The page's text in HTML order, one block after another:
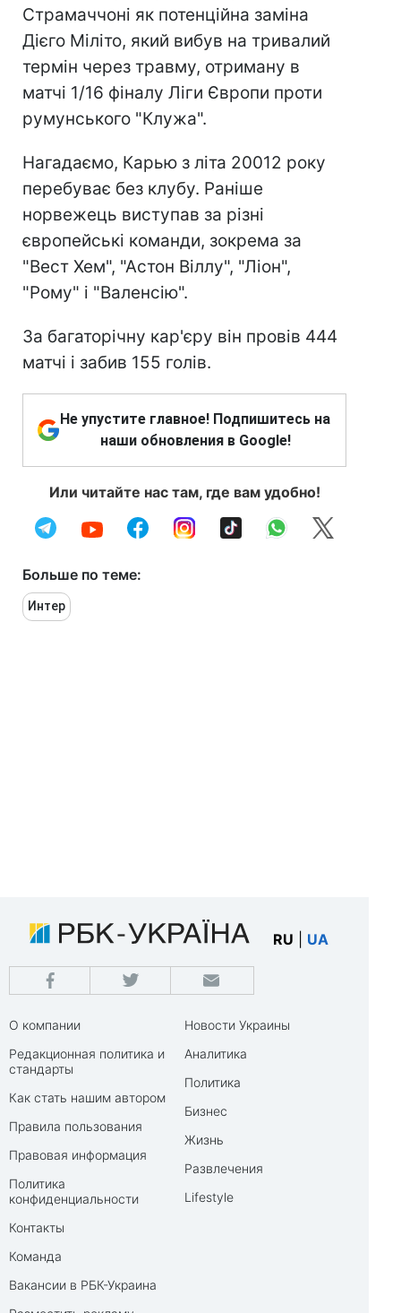
Страмаччоні як потенційна заміна
Дієго Міліто, який вибув на тривалий
термін через травму, отриману в
матчі 1/16 фіналу Ліги Європи проти
румунського "Клужа".
Нагадаємо, Карью з літа 20012 року
перебуває без клубу. Раніше
норвежець виступав за різні
європейські команди, зокрема за
"Вест Хем", "Астон Віллу", "Ліон",
"Рому" і "Валенсію".
За багаторічну кар'єру він провів 444
матчі і забив 155 голів.
Не упустите главное! Подпишитесь на
наши обновления в Google!
Или читайте нас там, где вам удобно!
Больше по теме:
Интер
RU UA
О компании
Редакционная политика и
стандарты
Как стать нашим автором
Правила пользования
Правовая информация
Политика
конфиденциальности
Контакты
Команда
Вакансии в РБК-Украина
Новости Украины
Аналитика
Политика
Бизнес
Жизнь
Развлечения
Lifestyle